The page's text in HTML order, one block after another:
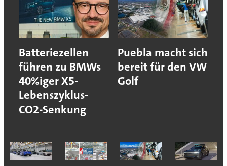
Batteriezellen
führen zu BMWs
40%iger X5-
Lebenszyklus-
CO2-Senkung
Puebla macht sich
bereit für den VW
Golf